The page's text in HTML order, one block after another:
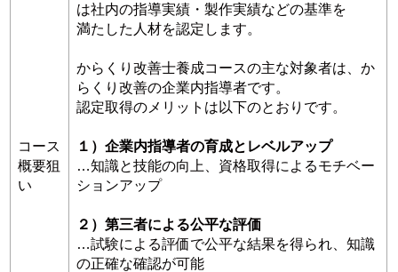
コース
概要狙
い
は社内の指導実績・製作実績などの基準を
満たした⼈材を認定します。
からくり改善⼠養成コースの主な対象者は、か
らくり改善の企業内指導者です。
認定取得のメリットは以下のとおりです。
１）企業内指導者の育成とレベルアップ
…知識と技能の向上、資格取得によるモチベー
ションアップ
２）第三者による公平な評価
…試験による評価で公平な結果を得られ、知識
の正確な確認が可能